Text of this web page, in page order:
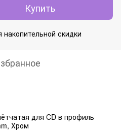
Купить
скидки
для CD в профиль
Хром